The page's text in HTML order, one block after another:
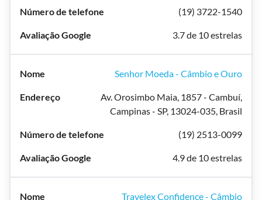
(19) 3722-1540
3.7 de 10 estrelas
Senhor Moeda - Câmbio e Ouro
Av. Orosimbo Maia, 1857 - Cambuí,
Campinas - SP, 13024-035, Brasil
(19) 2513-0099
4.9 de 10 estrelas
Travelex Confidence - Câmbio